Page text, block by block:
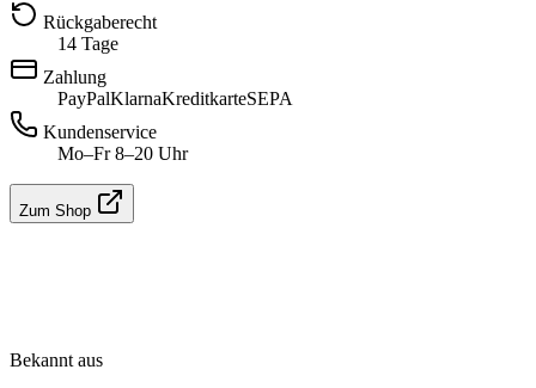
Rückgaberecht
14 Tage
Zahlung
PayPalKlarnaKreditkarteSEPA
Kundenservice
Mo–Fr 8–20 Uhr
Zum Shop
Bekannt aus